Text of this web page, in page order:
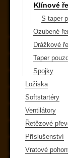
Klínové
S taper
Ozubené
Drážkové
Taper
Spojky
Ložiska
Softstartéry
Ventilátory
Řetězové
Příslušenství
Vratové